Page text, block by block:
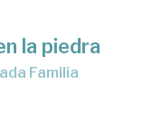
la piedra
Familia